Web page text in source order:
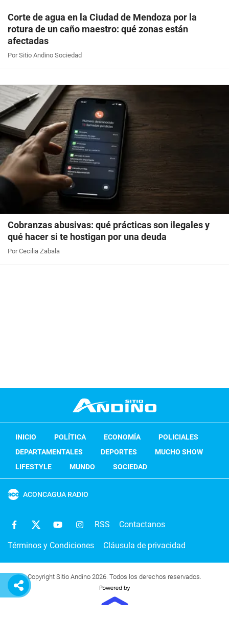
Corte de agua en la Ciudad de Mendoza por la
rotura de un caño maestro: qué zonas están
afectadas
Por Sitio Andino Sociedad
Cobranzas abusivas: qué prácticas son ilegales y
qué hacer si te hostigan por una deuda
Por Cecilia Zabala
INICIO POLÍTICA ECONOMÍA
POLICIALES
DEPARTAMENTALES
DEPORTES
MUCHO SHOW
LIFESTYLE
MUNDO SOCIEDAD
ACONCAGUA RADIO
RSS Contactanos
Términos y Condiciones Cláusula de privacidad
Copyright Sitio Andino 2026. Todos los derechos reservados.